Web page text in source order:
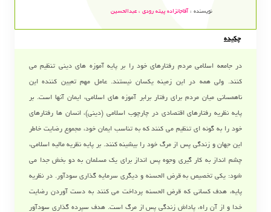
نویسنده : آقاجانزاده پیته رودی ، عبدالحسین
چکیده
در جامعه اسلامی مردم رفتارهای خود را بر پایه آموزه های دینی تنظیم می
کنند. ولی همه در این زمینه یکسان نیستند. عامل مهم تعیین کننده این
ناهمسانی میان مردم برای رفتار برابر آموزه های اسلامی، ایمان آنها است. بر
پایه نظریه رفتارهای اقتصادی در چارچوب اسلامی (دینی)، انسان ها رفتارهای
خود را به گونه ای تنظیم می کنند که به تناسب ایمان خود، مجموع رضایت خاطر
این جهان و زندگی پس از مرگ خود را بیشینه کنند. بر پایه نظریه مالیه اسلامی،
چشم انداز به کار گیری وجوه پس انداز برای یک مسلمان به دو بخش جدا می
شود: یکی تخصیص به قرض الحسنه و دیگری سرمایه گذاری سودآور. در نظریه
پایه، هدف کسانی که قرض الحسنه پرداخت می کنند به دست آوردن رضایت
خدا و از آن راه، پاداش زندگی پس از مرگ است. هدف سپرده گذاری سودآور